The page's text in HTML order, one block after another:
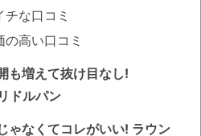
な口コミ
高い口コミ
も増えて抜け目なし!
ドルパン
ゃなくてコレがいい! ラウン